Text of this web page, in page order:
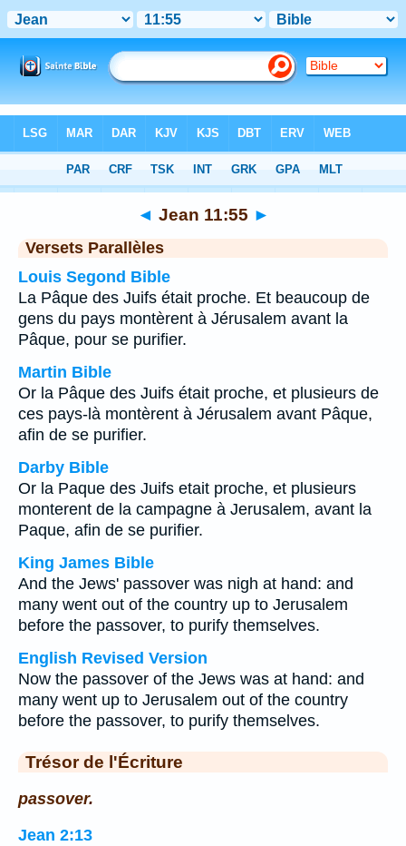
Chapitre 11> Verset 55
◄ Jean 11:55 ►
Versets Parallèles
Louis Segond Bible
La Pâque des Juifs était proche. Et beaucoup de
gens du pays montèrent à Jérusalem avant la
Pâque, pour se purifier.
Martin Bible
Or la Pâque des Juifs était proche, et plusieurs de
ces pays-là montèrent à Jérusalem avant Pâque,
afin de se purifier.
Darby Bible
Or la Paque des Juifs etait proche, et plusieurs
monterent de la campagne à Jerusalem, avant la
Paque, afin de se purifier.
King James Bible
And the Jews' passover was nigh at hand: and
many went out of the country up to Jerusalem
before the passover, to purify themselves.
English Revised Version
Now the passover of the Jews was at hand: and
many went up to Jerusalem out of the country
before the passover, to purify themselves.
Trésor de l'Écriture
passover.
Jean 2:13